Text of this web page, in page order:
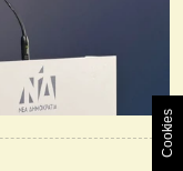
Cookies